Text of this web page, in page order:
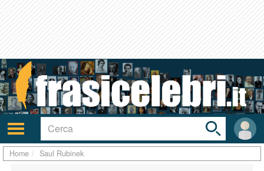
Attiva/disattiva
navigazione
User
area
Toggle
search
bar
Home Saul Rubinek